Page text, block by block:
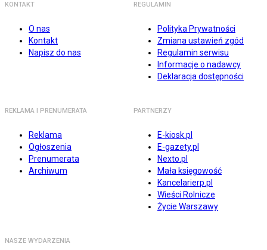
KONTAKT
O nas
Kontakt
Napisz do nas
REGULAMIN
Polityka Prywatności
Zmiana ustawień zgód
Regulamin serwisu
Informacje o nadawcy
Deklaracja dostępności
REKLAMA I PRENUMERATA
Reklama
Ogłoszenia
Prenumerata
Archiwum
PARTNERZY
E-kiosk.pl
E-gazety.pl
Nexto.pl
Mała księgowość
Kancelarierp.pl
Wieści Rolnicze
Życie Warszawy
NASZE WYDARZENIA